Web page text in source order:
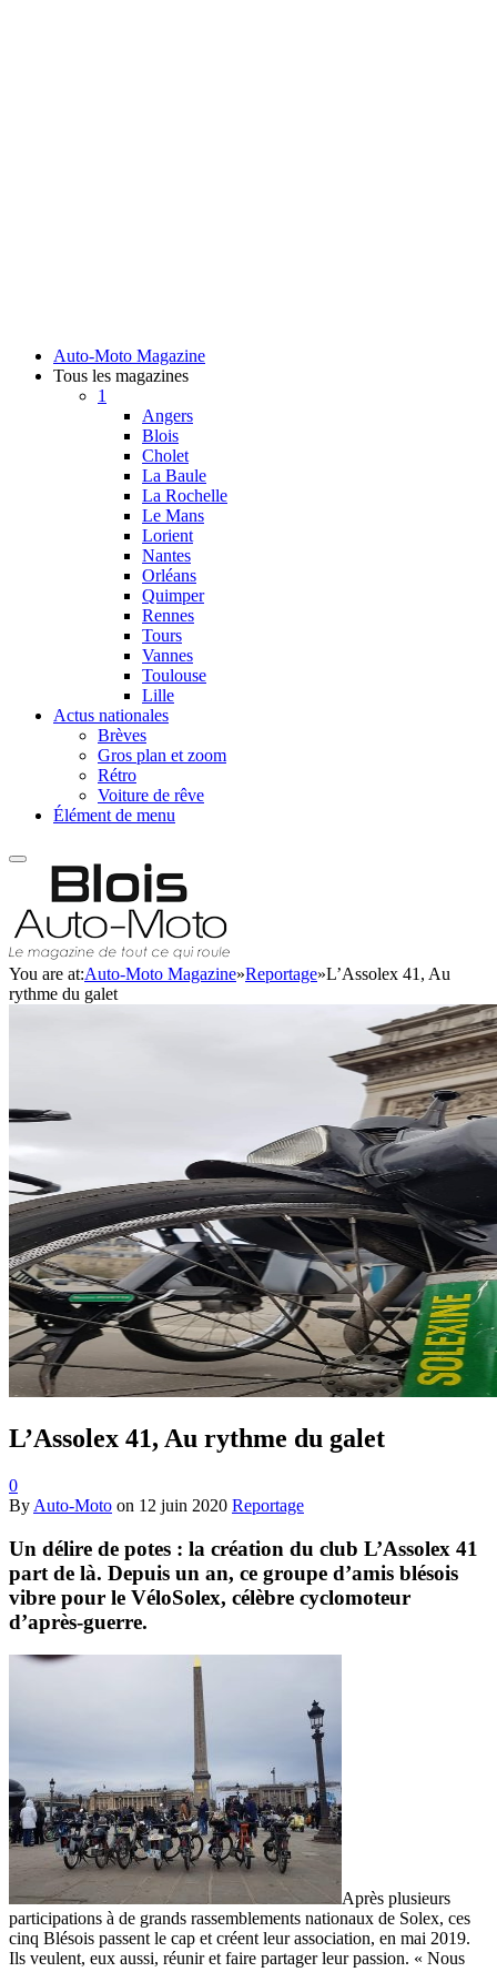
Auto-Moto Magazine
Tous les magazines
1
Angers
Blois
Cholet
La Baule
La Rochelle
Le Mans
Lorient
Nantes
Orléans
Quimper
Rennes
Tours
Vannes
Toulouse
Lille
Actus nationales
Brèves
Gros plan et zoom
Rétro
Voiture de rêve
Élément de menu
You are at:Auto-Moto Magazine»Reportage»L’Assolex 41, Au
rythme du galet
L’Assolex 41, Au rythme du galet
0
By Auto-Moto on 12 juin 2020 Reportage
Un délire de potes : la création du club L’Assolex 41
part de là. Depuis un an, ce groupe d’amis blésois
vibre pour le VéloSolex, célèbre cyclomoteur
d’après-guerre.
Après plusieurs
participations à de grands rassemblements nationaux de Solex, ces
cinq Blésois passent le cap et créent leur association, en mai 2019.
Ils veulent, eux aussi, réunir et faire partager leur passion. « Nous